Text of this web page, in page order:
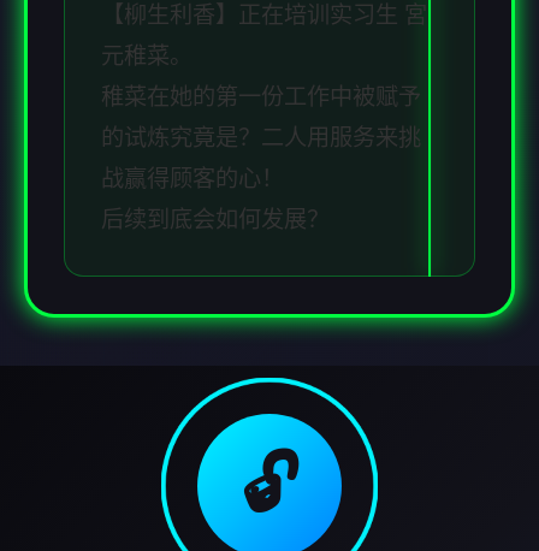
【柳生利香】正在培训实习生 宮
元稚菜。
稚菜在她的第一份工作中被赋予
的试炼究竟是？二人用服务来挑
战赢得顾客的心！
后续到底会如何发展？
🔓